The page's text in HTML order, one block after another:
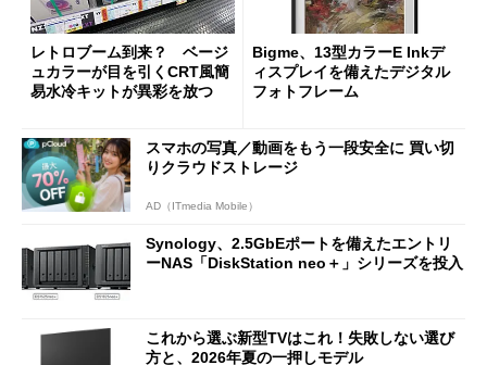
レトロブーム到来？ ベージ
ュカラーが目を引くCRT風簡
易水冷キットが異彩を放つ
Bigme、13型カラーE Inkデ
ィスプレイを備えたデジタル
フォトフレーム
スマホの写真／動画をもう一段安全に 買い切
りクラウドストレージ
AD（ITmedia Mobile）
Synology、2.5GbEポートを備えたエントリ
ーNAS「DiskStation neo＋」シリーズを投入
これから選ぶ新型TVはこれ！失敗しない選び
方と、2026年夏の一押しモデル